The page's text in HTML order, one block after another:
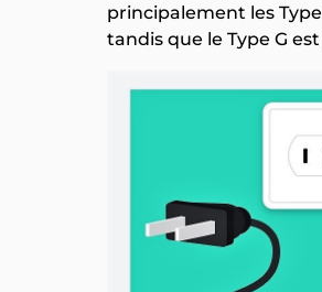
principalement les
tandis que le Type G